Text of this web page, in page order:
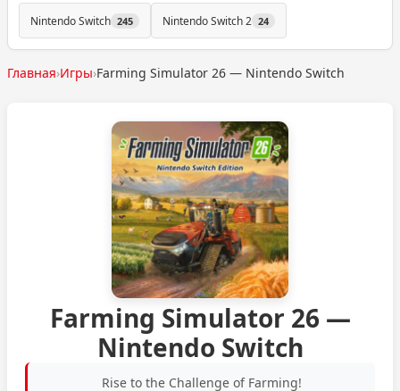
Nintendo Switch 245 Nintendo Switch 2 24
Главная›Игры›Farming Simulator 26 — Nintendo Switch
Farming Simulator 26 —
Nintendo Switch
Rise to the Challenge of Farming!